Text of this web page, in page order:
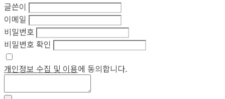
글쓴이
이메일
비밀번호
비밀번호 확인
개인정보 수집 및 이용에 동의합니다.